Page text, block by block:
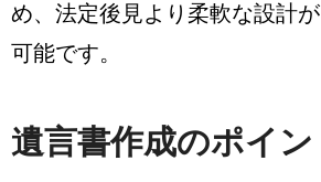
め、法定後見より柔軟な設計が
可能です。
遺言書作成のポイン